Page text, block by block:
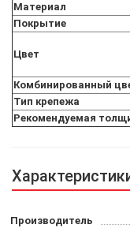
Материал
Покрытие
Цвет
Комбинированный
Тип крепежа
Рекомендуемая
Производитель